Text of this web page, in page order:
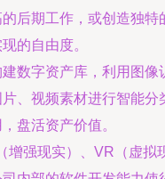
后期工作，或创造独特
的自由度。
数字资产库，利用图像
、视频素材进行智能分
盘活资产价值。
增强现实）、VR（虚拟